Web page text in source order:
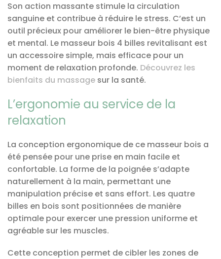
Son action massante stimule la circulation
sanguine et contribue à réduire le stress. C’est un
outil précieux pour améliorer le bien-être physique
et mental. Le masseur bois 4 billes revitalisant est
un accessoire simple, mais efficace pour un
moment de relaxation profonde. Découvrez les
bienfaits du massage sur la santé.
L’ergonomie au service de la
relaxation
La conception ergonomique de ce masseur bois a
été pensée pour une prise en main facile et
confortable. La forme de la poignée s’adapte
naturellement à la main, permettant une
manipulation précise et sans effort. Les quatre
billes en bois sont positionnées de manière
optimale pour exercer une pression uniforme et
agréable sur les muscles.
Cette conception permet de cibler les zones de